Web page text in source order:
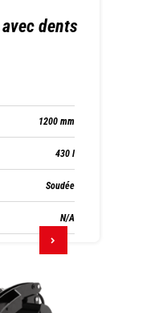
dents
1200 mm
430 l
Soudée
N/A